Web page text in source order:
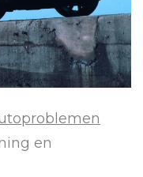
en